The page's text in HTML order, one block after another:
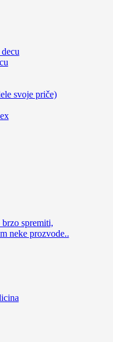
svoje priče)
spremiti,
neke prozvode..